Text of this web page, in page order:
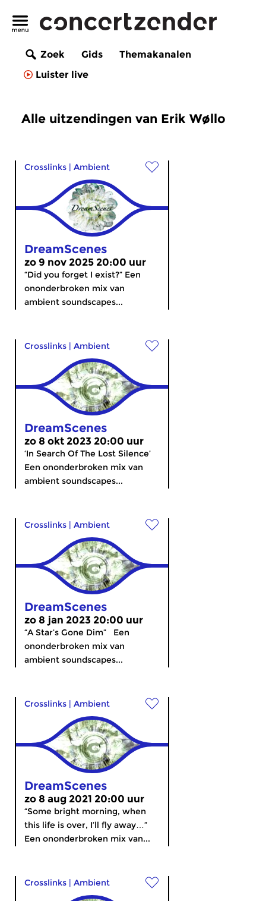
Zoek Gids
Themakanalen
Luister live
Alle uitzendingen van Erik Wøllo
Crosslinks | Ambient
DreamScenes
zo 9 nov 2025 20:00 uur
“Did you forget I exist?” Een
ononderbroken mix van
ambient soundscapes...
Crosslinks | Ambient
DreamScenes
zo 8 okt 2023 20:00 uur
‘In Search Of The Lost Silence’
Een ononderbroken mix van
ambient soundscapes...
Crosslinks | Ambient
DreamScenes
zo 8 jan 2023 20:00 uur
“A Star’s Gone Dim” Een
ononderbroken mix van
ambient soundscapes...
Crosslinks | Ambient
DreamScenes
zo 8 aug 2021 20:00 uur
“Some bright morning, when
this life is over, I’ll fly away…”
Een ononderbroken mix van...
Crosslinks | Ambient